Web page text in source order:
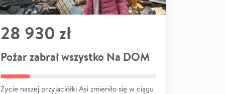
28 930 zł
Pożar zabrał wszystko Na DOM
Życie naszej przyjaciółki Asi zmieniło się w ciągu